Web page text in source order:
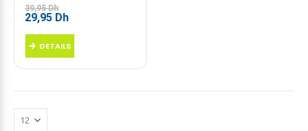
0sur 5
39,95Dh
Le
prix
initial
était :
39,95 Dh.
29,95 DhLe
actuel
est :
29,95 Dh.
DETAILS